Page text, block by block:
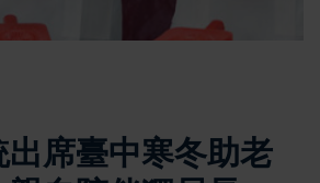
出席臺中寒冬助老